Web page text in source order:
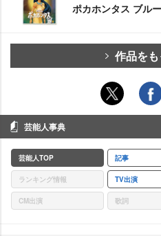
ポカホンタス ブル
作品を
芸能人事典
芸能人TOP 記事
ランキング情報 TV出演
CM出演 歌詞